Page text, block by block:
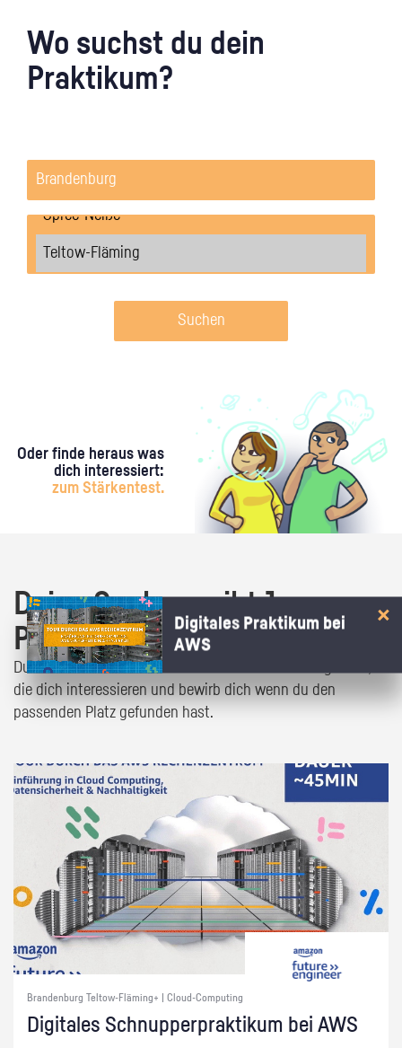
Wo suchst du dein
Praktikum?
Suchen
Oder finde heraus was
dich interessiert:
zum Stärkentest.
Deine Suche ergibt 1
Praktikumsangebot!
Du bist fast da! Klick dich durch die Praktikumsangebote,
die dich interessieren und bewirb dich wenn du den
passenden Platz gefunden hast.
Brandenburg Teltow-Fläming+ | Cloud-Computing
Di­gi­ta­les Schnup­per­prak­ti­kum bei AWS
Digitales Praktikum bei
AWS